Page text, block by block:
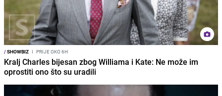
/SHOWBIZ I PRIJE OKO 6H
Kralj Charles bijesan zbog Williama i Kate: Ne može im
oprostiti ono što su uradili